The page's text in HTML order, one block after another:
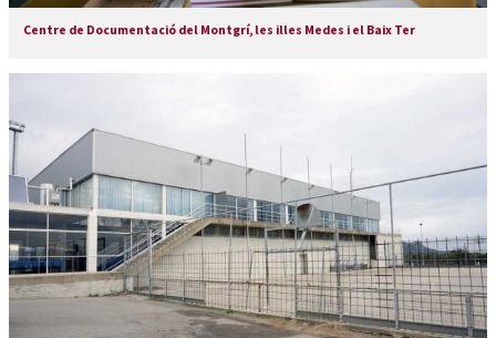
Centre de Documentació del Montgrí, les illes Medes i el Baix Ter